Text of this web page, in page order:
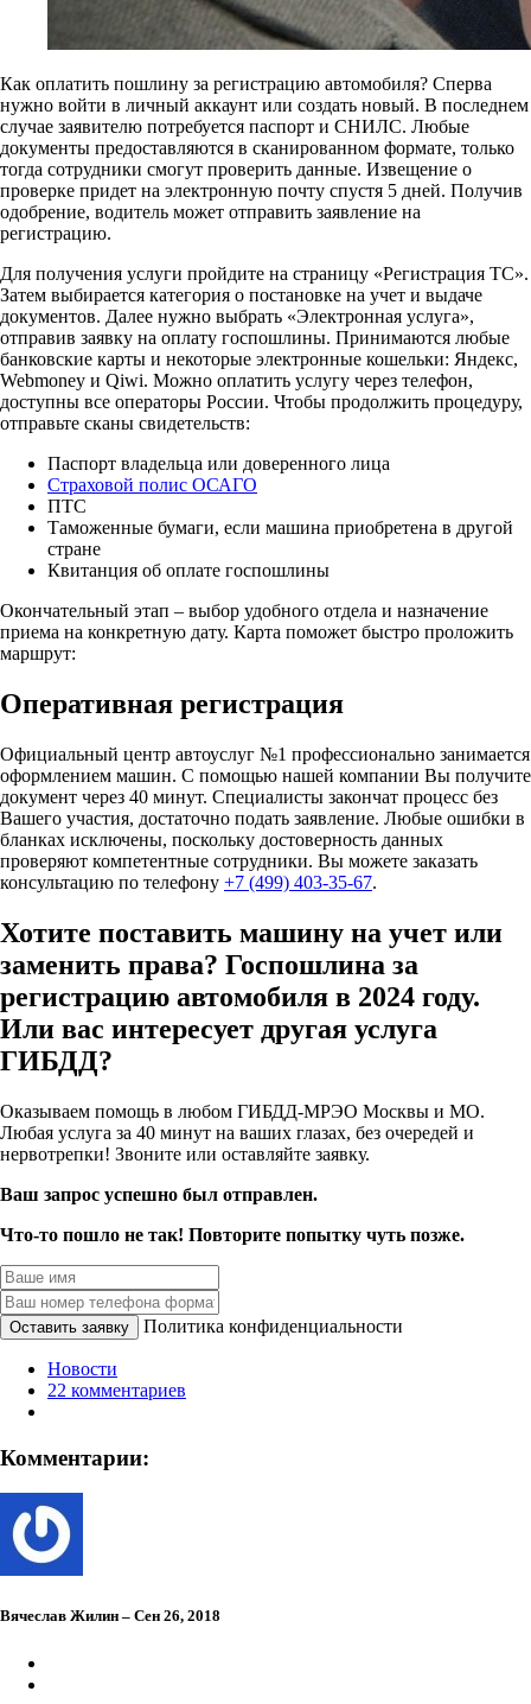
Как оплатить пошлину за регистрацию автомобиля? Сперва
нужно войти в личный аккаунт или создать новый. В последнем
случае заявителю потребуется паспорт и СНИЛС. Любые
документы предоставляются в сканированном формате, только
тогда сотрудники смогут проверить данные. Извещение о
проверке придет на электронную почту спустя 5 дней. Получив
одобрение, водитель может отправить заявление на
регистрацию.
Для получения услуги пройдите на страницу «Регистрация ТС».
Затем выбирается категория о постановке на учет и выдаче
документов. Далее нужно выбрать «Электронная услуга»,
отправив заявку на оплату госпошлины. Принимаются любые
банковские карты и некоторые электронные кошельки: Яндекс,
Webmoney и Qiwi. Можно оплатить услугу через телефон,
доступны все операторы России. Чтобы продолжить процедуру,
отправьте сканы свидетельств:
Паспорт владельца или доверенного лица
Страховой полис ОСАГО
ПТС
Таможенные бумаги, если машина приобретена в другой
стране
Квитанция об оплате госпошлины
Окончательный этап – выбор удобного отдела и назначение
приема на конкретную дату. Карта поможет быстро проложить
маршрут:
Оперативная регистрация
Официальный центр автоуслуг №1 профессионально занимается
оформлением машин. С помощью нашей компании Вы получите
документ через 40 минут. Специалисты закончат процесс без
Вашего участия, достаточно подать заявление. Любые ошибки в
бланках исключены, поскольку достоверность данных
проверяют компетентные сотрудники. Вы можете заказать
консультацию по телефону +7 (499) 403-35-67.
Хотите поставить машину на учет или
заменить права? Госпошлина за
регистрацию автомобиля в 2024 году.
Или вас интересует другая услуга
ГИБДД?
Оказываем помощь в любом ГИБДД-МРЭО Москвы и МО.
Любая услуга за 40 минут на ваших глазах, без очередей и
нервотрепки! Звоните или оставляйте заявку.
Ваш запрос успешно был отправлен.
Что-то пошло не так! Повторите попытку чуть позже.
Оставить заявку Политика конфиденциальности
Новости
22 комментариев
Комментарии:
Вячеслав Жилин – Сен 26, 2018